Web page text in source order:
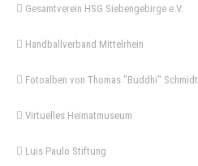
Gesamtverein HSG Siebengebirge e.V.
Handballverband Mittelrhein
Fotoalben von Thomas "Buddhi" Schmidt
Virtuelles Heimatmuseum
Luis Paulo Stiftung